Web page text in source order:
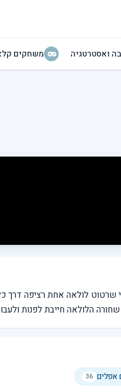
ואסטרטגיה משחקים
ידי שרטוט לולאה אחת רציפה
הלולאה חייבת לפנות
אפלים 36